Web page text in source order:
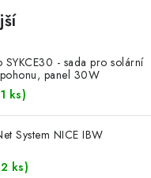
SYSTÉM
SYKCE30 - sada pro solární
panel 30W
ks)
System NICE IBW
ks)